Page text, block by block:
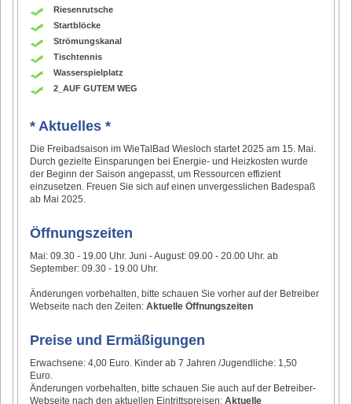
Riesenrutsche
Startblöcke
Strömungskanal
Tischtennis
Wasserspielplatz
2_AUF GUTEM WEG
* Aktuelles *
Die Freibadsaison im WieTalBad Wiesloch startet 2025 am 15. Mai.
Durch gezielte Einsparungen bei Energie- und Heizkosten wurde
der Beginn der Saison angepasst, um Ressourcen effizient
einzusetzen. Freuen Sie sich auf einen unvergesslichen Badespaß
ab Mai 2025.
Öffnungszeiten
Mai: 09.30 - 19.00 Uhr. Juni - August: 09.00 - 20.00 Uhr. ab
September: 09.30 - 19.00 Uhr.
Änderungen vorbehalten, bitte schauen Sie vorher auf der Betreiber
Webseite nach den Zeiten:Aktuelle Öffnungszeiten
Preise und Ermäßigungen
Erwachsene: 4,00 Euro. Kinder ab 7 Jahren /Jugendliche: 1,50
Euro.
Änderungen vorbehalten, bitte schauen Sie auch auf der Betreiber-
Webseite nach den aktuellen Eintrittspreisen:Aktuelle